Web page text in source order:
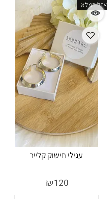
אזל במלאי
עגילי חישוק קלייר
₪120